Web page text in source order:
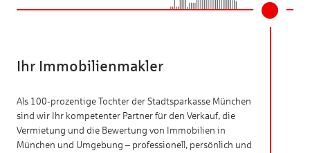
Ihr Immobilienmakler
Als 100-prozentige Tochter der Stadtsparkasse München
sind wir Ihr kompetenter Partner für den Verkauf, die
Vermietung und die Bewertung von Immobilien in
München und Umgebung – professionell, persönlich und